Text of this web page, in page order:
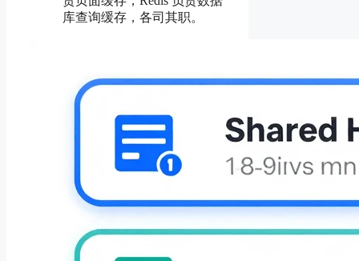
库查询缓存，各司其职。